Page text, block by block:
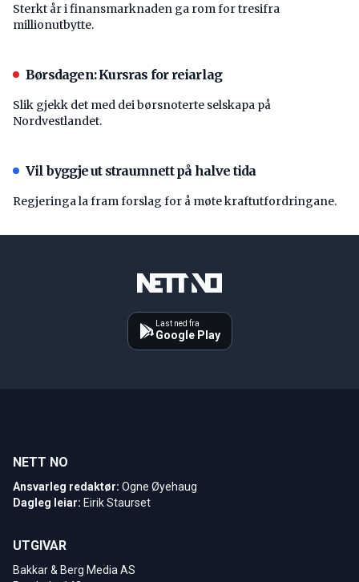
Sterkt år i finansmarknaden ga rom for tresifra
millionutbytte.
Børsdagen: Kursras for reiarlag
Slik gjekk det med dei børsnoterte selskapa på
Nordvestlandet.
Vil byggje ut straumnett på halve tida
Regjeringa la fram forslag for å møte kraftutfordringane.
Last ned fra
Google Play
NETT NO
Ansvarleg redaktør: Ogne Øyehaug
Dagleg leiar: Eirik Staurset
UTGIVAR
Bakkar & Berg Media AS